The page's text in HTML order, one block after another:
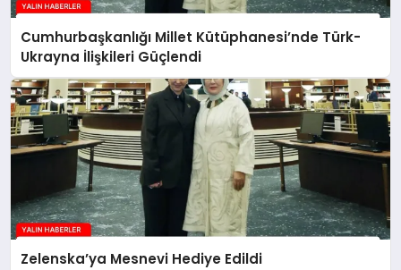
Cumhurbaşkanlığı Millet Kütüphanesi’nde Türk-
Ukrayna İlişkileri Güçlendi
Zelenska’ya Mesnevi Hediye Edildi